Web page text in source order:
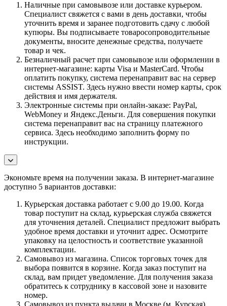
Наличные при самовывозе или доставке курьером.
Специалист свяжется с вами в день доставки, чтобы
уточнить время и заранее подготовить сдачу с любой
купюры. Вы подписываете товаросопроводительные
документы, вносите денежные средства, получаете
товар и чек.
Безналичный расчет при самовывозе или оформлении в
интернет-магазине: карты Visa и MasterCard. Чтобы
оплатить покупку, система перенаправит вас на сервер
системы ASSIST. Здесь нужно ввести номер карты, срок
действия и имя держателя.
Электронные системы при онлайн-заказе: PayPal,
WebMoney и Яндекс.Деньги. Для совершения покупки
система перенаправит вас на страницу платежного
сервиса. Здесь необходимо заполнить форму по
инструкции.
Экономьте время на получении заказа. В интернет-магазине
доступно 5 вариантов доставки:
Курьерская доставка работает с 9.00 до 19.00. Когда
товар поступит на склад, курьерская служба свяжется
для уточнения деталей. Специалист предложит выбрать
удобное время доставки и уточнит адрес. Осмотрите
упаковку на целостность и соответствие указанной
комплектации.
Самовывоз из магазина. Список торговых точек для
выбора появится в корзине. Когда заказ поступит на
склад, вам придет уведомление. Для получения заказа
обратитесь к сотруднику в кассовой зоне и назовите
номер.